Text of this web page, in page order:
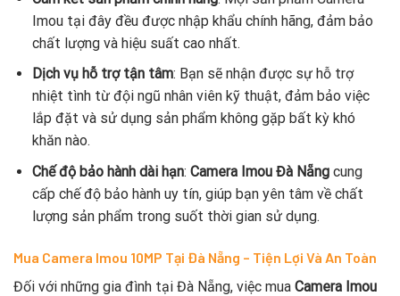
Imou tại đây đều được nhập khẩu chính hãng, đảm bảo
chất lượng và hiệu suất cao nhất.
Dịch vụ hỗ trợ tận tâm: Bạn sẽ nhận được sự hỗ trợ
nhiệt tình từ đội ngũ nhân viên kỹ thuật, đảm bảo việc
lắp đặt và sử dụng sản phẩm không gặp bất kỳ khó
khăn nào.
Chế độ bảo hành dài hạn: Camera Imou Đà Nẵngcung
cấp chế độ bảo hành uy tín, giúp bạn yên tâm về chất
lượng sản phẩm trong suốt thời gian sử dụng.
Mua Camera Imou 10MP Tại Đà Nẵng – Tiện Lợi Và An Toàn
Đối với những gia đình tại Đà Nẵng, việc mua Camera Imou